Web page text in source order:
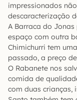
impressionados
descaracterização
A Barraca do
espaço com outra
Chimichurri tem
passado, a preço
O Rabanete nos
comida de
com duas crianças,